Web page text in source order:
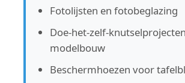
Fotolijsten en fotobeglazing
Doe-het-zelf-
modelbouw
Beschermhoezen voor